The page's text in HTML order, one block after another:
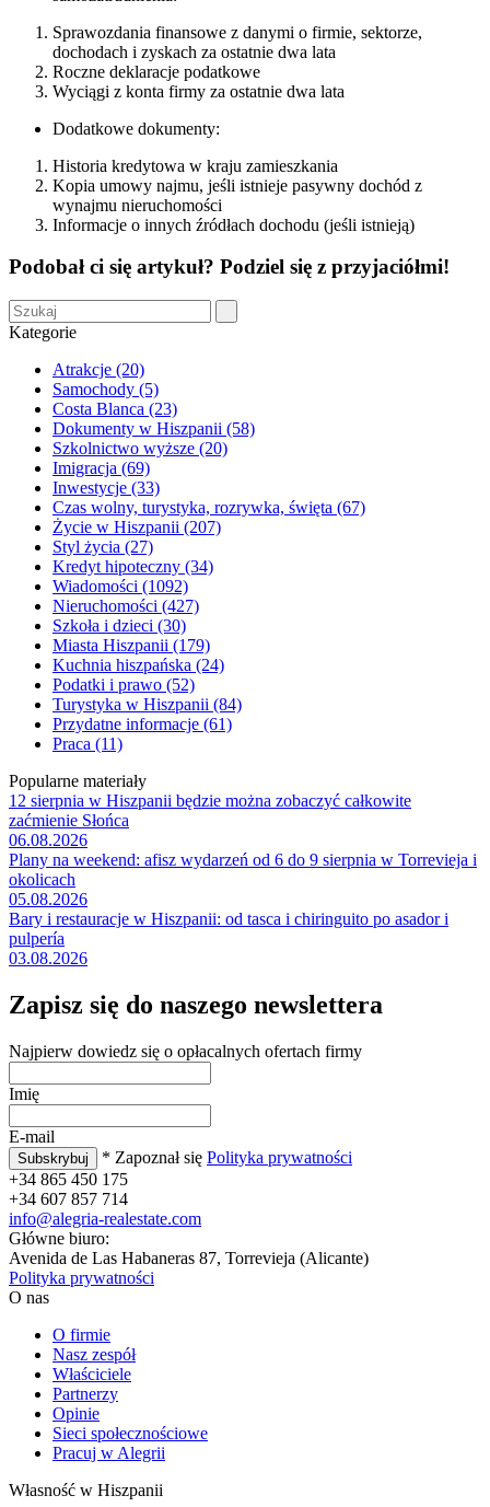
Sprawozdania finansowe z danymi o firmie, sektorze,
dochodach i zyskach za ostatnie dwa lata
Roczne deklaracje podatkowe
Wyciągi z konta firmy za ostatnie dwa lata
Dodatkowe dokumenty:
Historia kredytowa w kraju zamieszkania
Kopia umowy najmu, jeśli istnieje pasywny dochód z
wynajmu nieruchomości
Informacje o innych źródłach dochodu (jeśli istnieją)
Podobał ci się artykuł? Podziel się z przyjaciółmi!
Kategorie
Atrakcje (20)
Samochody (5)
Costa Blanca (23)
Dokumenty w Hiszpanii (58)
Szkolnictwo wyższe (20)
Imigracja (69)
Inwestycje (33)
Czas wolny, turystyka, rozrywka, święta (67)
Życie w Hiszpanii (207)
Styl życia (27)
Kredyt hipoteczny (34)
Wiadomości (1092)
Nieruchomości (427)
Szkoła i dzieci (30)
Miasta Hiszpanii (179)
Kuchnia hiszpańska (24)
Podatki i prawo (52)
Turystyka w Hiszpanii (84)
Przydatne informacje (61)
Praca (11)
Popularne materiały
12 sierpnia w Hiszpanii będzie można zobaczyć całkowite
zaćmienie Słońca
06.08.2026
Plany na weekend: afisz wydarzeń od 6 do 9 sierpnia w Torrevieja i
okolicach
05.08.2026
Bary i restauracje w Hiszpanii: od tasca i chiringuito po asador i
pulpería
03.08.2026
Zapisz się do naszego newslettera
Najpierw dowiedz się o opłacalnych ofertach firmy
Imię
E-mail
* Zapoznał się Polityka prywatności
+34 865 450 175
+34 607 857 714
info@alegria-realestate.com
Główne biuro:
Avenida de Las Habaneras 87, Torrevieja (Alicante)
Polityka prywatności
O nas
O firmie
Nasz zespół
Właściciele
Partnerzy
Opinie
Sieci społecznościowe
Pracuj w Alegrii
Własność w Hiszpanii